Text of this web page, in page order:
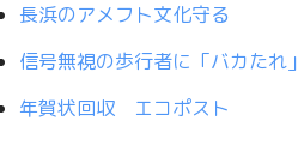
長浜のアメフト文化守る
信号無視の歩行者に「バカたれ」
年賀状回収 エコポスト